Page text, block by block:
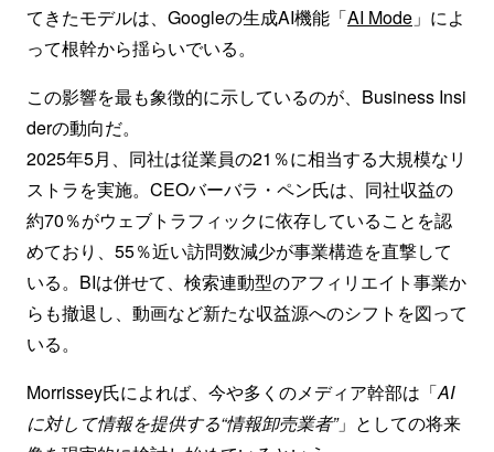
てきたモデルは、Googleの生成AI機能「AI Mode 」によ
って根幹から揺らいでいる。
この影響を最も象徴的に示しているのが、Business Insi
derの動向だ。
2025年5月、同社は従業員の21％に相当する大規模なリ
ストラを実施。CEOバーバラ・ペン氏は、同社収益の
約70％がウェブトラフィックに依存していることを認
めており、55％近い訪問数減少が事業構造を直撃して
いる。BIは併せて、検索連動型のアフィリエイト事業か
らも撤退し、動画など新たな収益源へのシフトを図って
いる。
Morrissey氏によれば、今や多くのメディア幹部は「AI
に対して情報を提供する“情報卸売業者”」としての将来